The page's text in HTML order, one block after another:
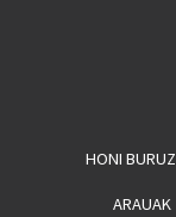
HONI BURUZ
ARAUAK